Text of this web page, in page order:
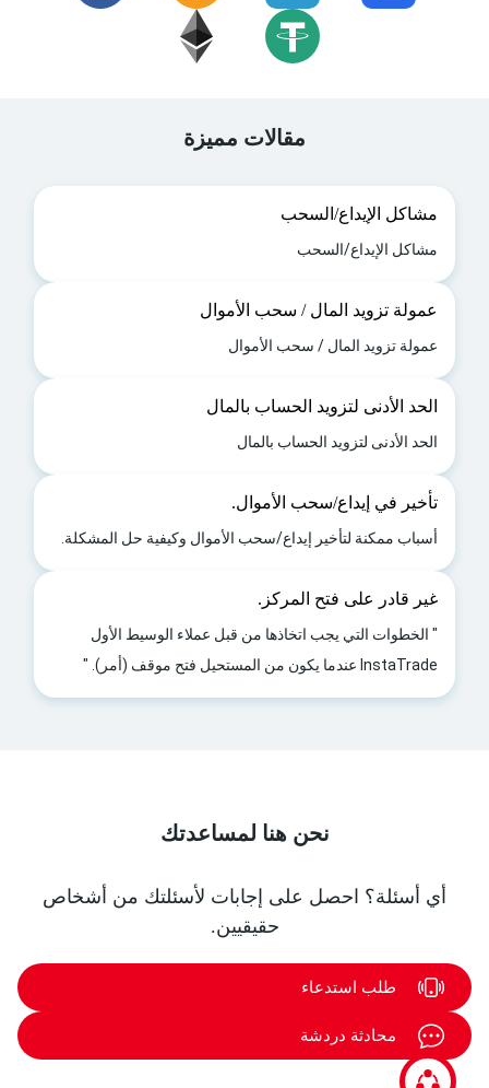
مقالات مميزة
مشاكل الإيداع/السحب
مشاكل الإيداع/السحب
عمولة تزويد المال / سحب الأموال
عمولة تزويد المال / سحب الأموال
الحد الأدنى لتزويد الحساب بالمال
الحد الأدنى لتزويد الحساب بالمال
تأخير في إيداع/سحب الأموال.
أسباب ممكنة لتأخير إيداع/سحب الأموال وكيفية حل المشكلة.
غير قادر على فتح المركز.
" الخطوات التي يجب اتخاذها من قبل عملاء الوسيط الأول
InstaTrade عندما يكون من المستحيل فتح موقف (أمر). "
نحن هنا لمساعدتك
أي أسئلة؟ احصل على إجابات لأسئلتك من أشخاص
حقيقيين.
طلب استدعاء
محادثة دردشة